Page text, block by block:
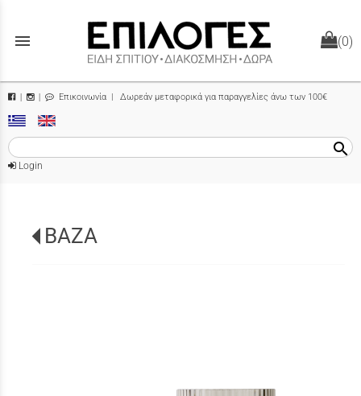
menu (0)
| Επικοινωνία | Δωρεάν μεταφορικά για παραγγελίες άνω των 100€
search
Login
ΒΑΖΑ